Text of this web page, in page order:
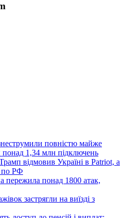
повністю майже
понад 1,34 млн підключень
відмовив Україні в Patriot, а
по РФ
понад 1800 атак,
застрягли на виїзді з